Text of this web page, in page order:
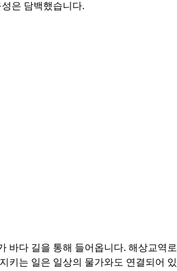
은 담백했습니다.
바다 길을 통해 들어옵니다. 해상교역
키는 일은 일상의 물가와도 연결되어